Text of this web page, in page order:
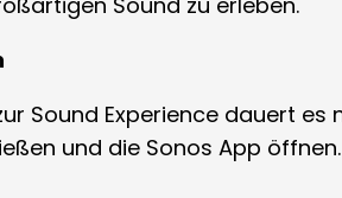
Sound Experience dauert es
und die Sonos App öffnen.